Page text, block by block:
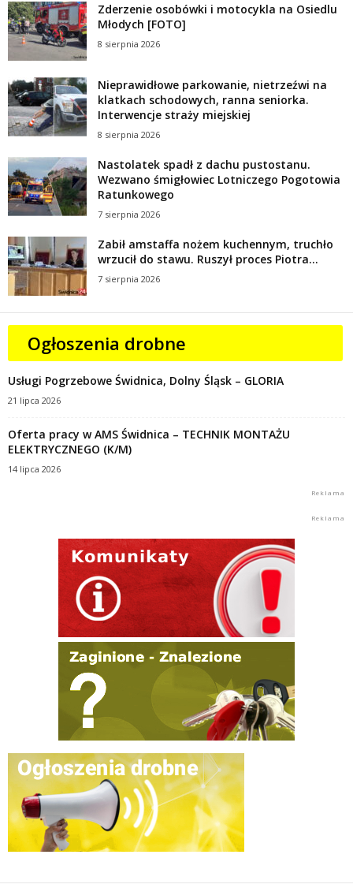
Zderzenie osobówki i motocykla na Osiedlu
Młodych [FOTO]
8 sierpnia 2026
Nieprawidłowe parkowanie, nietrzeźwi na
klatkach schodowych, ranna seniorka.
Interwencje straży miejskiej
8 sierpnia 2026
Nastolatek spadł z dachu pustostanu.
Wezwano śmigłowiec Lotniczego Pogotowia
Ratunkowego
7 sierpnia 2026
Zabił amstaffa nożem kuchennym, truchło
wrzucił do stawu. Ruszył proces Piotra...
7 sierpnia 2026
Ogłoszenia drobne
Usługi Pogrzebowe Świdnica, Dolny Śląsk – GLORIA
21 lipca 2026
Oferta pracy w AMS Świdnica – TECHNIK MONTAŻU
ELEKTRYCZNEGO (K/M)
14 lipca 2026